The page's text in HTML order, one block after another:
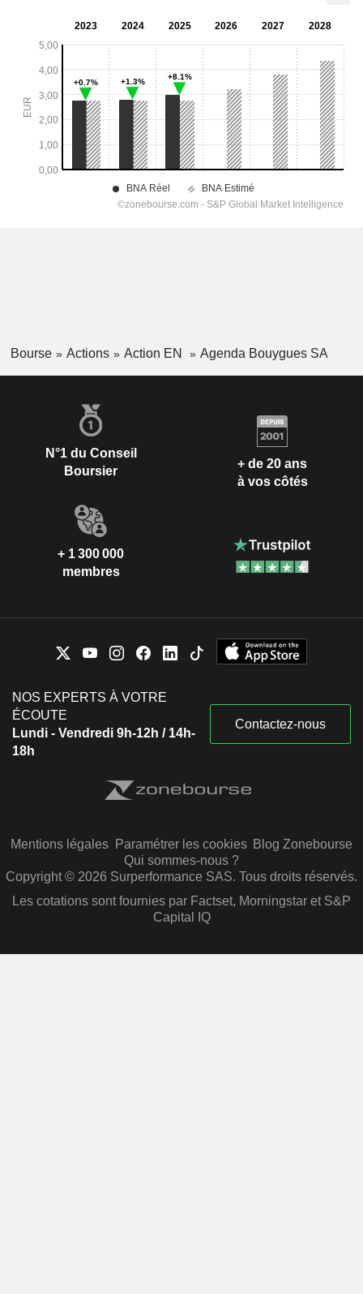
Bourse Actions Action EN Agenda Bouygues SA
N°1 du Conseil
Boursier
+ de 20 ans
à vos côtés
+ 1 300 000
membres
NOS EXPERTS À VOTRE
ÉCOUTE
Lundi - Vendredi 9h-12h / 14h-
18h
Contactez-nous
Mentions légales Paramétrer les cookies Blog Zonebourse
Qui sommes-nous ?
Copyright © 2026 Surperformance SAS. Tous droits réservés.
Les cotations sont fournies par Factset, Morningstar et S&P
Capital IQ